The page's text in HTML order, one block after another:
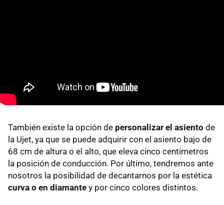
También existe la opción de personalizar el asiento de
la Ujet, ya que se puede adquirir con el asiento bajo de
68 cm de altura o el alto, que eleva cinco centímetros
la posición de conducción. Por último, tendremos ante
nosotros la posibilidad de decantarnos por la estética
curva o en diamante y por cinco colores distintos.